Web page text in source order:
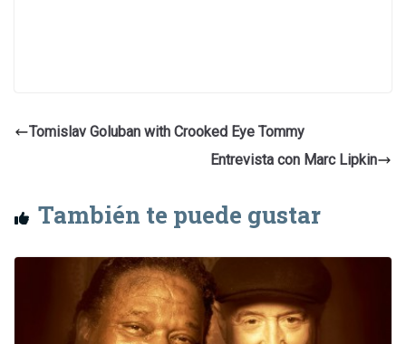
Tomislav Goluban with Crooked Eye Tommy
Entrevista con Marc Lipkin
También te puede gustar